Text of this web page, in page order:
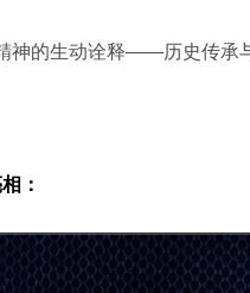
神的生动诠释——历史传承
：